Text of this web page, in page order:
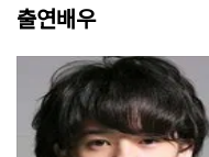
출연배우